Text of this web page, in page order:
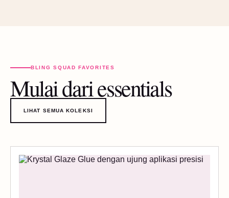
BLING SQUAD FAVORITES
Mulai dari essentials
LIHAT SEMUA KOLEKSI